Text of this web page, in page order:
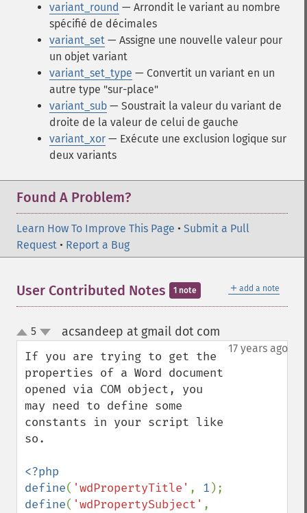
variant_round — Arrondit le variant au nombre
spécifié de décimales
variant_set — Assigne une nouvelle valeur pour
un objet variant
variant_set_type — Convertit un variant en un
autre type "sur-place"
variant_sub — Soustrait la valeur du variant de
droite de la valeur de celui de gauche
variant_xor — Exécute une exclusion logique sur
deux variants
Found A Problem?
Learn How To Improve This Page • Submit a Pull
Request • Report a Bug
＋ add a note
User Contributed Notes 1 note
up
down
5 acsandeep at gmail dot com
17 years ago
If you are trying to get the
properties of a Word document
opened via COM object, you
may need to define some
constants in your script like
so.
<?php
define( 'wdPropertyTitle' , 1
define( 'wdPropertySubject'